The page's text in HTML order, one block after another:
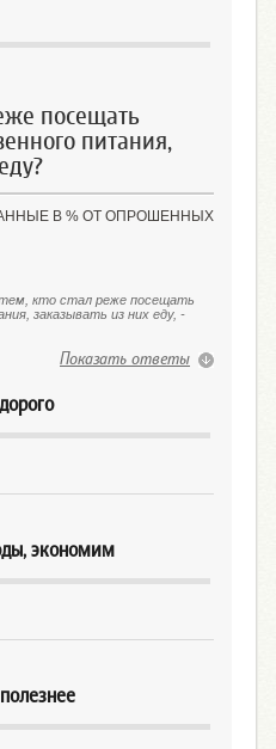
посещать
питания,
В % ОТ ОПРОШЕННЫХ
кто стал реже посещать
заказывать из них еду, -
Показать ответы
экономим